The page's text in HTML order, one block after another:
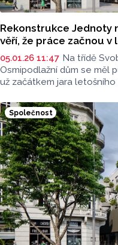
Rekonstrukce Jednoty
věří, že práce začnou v
05.01.26 11:47 Na třídě
Osmipodlažní dům se měl
už začátkem jara
Společnost